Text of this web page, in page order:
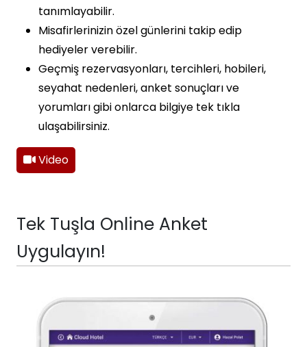
tanımlayabilir.
Misafirlerinizin özel günlerini takip edip
hediyeler verebilir.
Geçmiş rezervasyonları, tercihleri, hobileri,
seyahat nedenleri, anket sonuçları ve
yorumları gibi onlarca bilgiye tek tıkla
ulaşabilirsiniz.
Video
Tek Tuşla Online Anket
Uygulayın!